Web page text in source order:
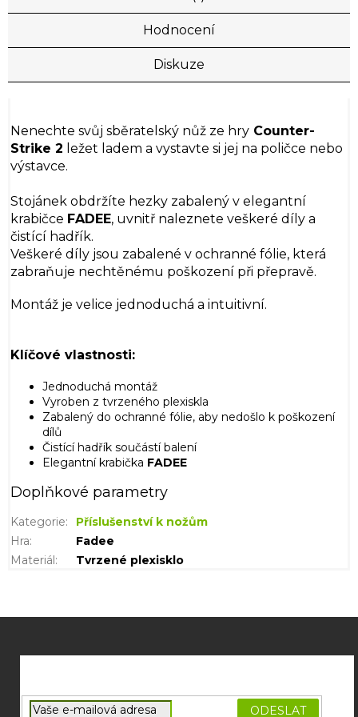
Hodnocení
Diskuze
Nenechte svůj sběratelský nůž ze hry Counter-
Strike 2 ležet ladem a vystavte si jej na poličce nebo
výstavce.
Stojánek obdržíte hezky zabalený v elegantní
krabičce FADEE, uvnitř naleznete veškeré díly a
čistící hadřík.
Veškeré díly jsou zabalené v ochranné fólie, která
zabraňuje nechtěnému poškození při přepravě.
Montáž je velice jednoduchá a intuitivní.
Klíčové vlastnosti:
Jednoduchá montáž
Vyroben z tvrzeného plexiskla
Zabalený do ochranné fólie, aby nedošlo k poškození
dílů
Čistící hadřík součástí balení
Elegantní krabička FADEE
Doplňkové parametry
Kategorie:
Příslušenství k nožům
Hra:
Fadee
Materiál : Tvrzené plexisklo